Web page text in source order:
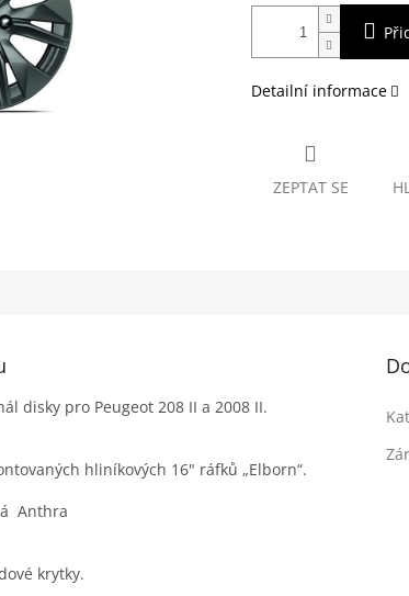
Detailní informace
ZEPTAT SE
disky pro Peugeot 208 II a 2008 II.
hliníkových 16" ráfků „Elborn“.
Anthra
krytky.